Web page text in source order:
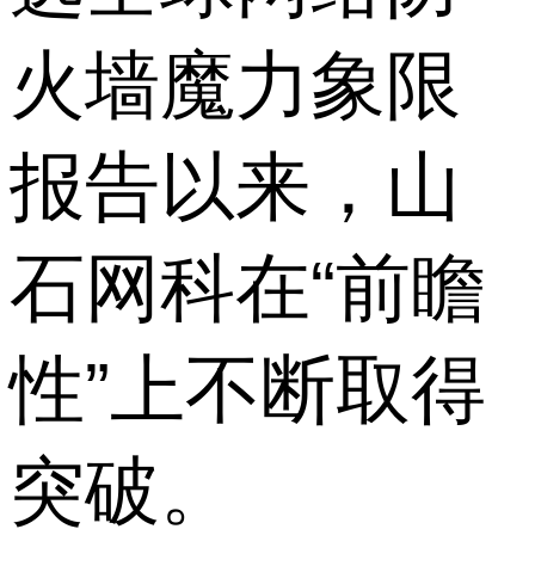
火墙魔力象限
报告以来，山
石网科在“前瞻
性”上不断取得
突破。